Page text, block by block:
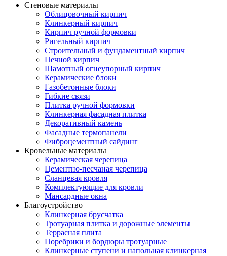
Стеновые материалы
Облицовочный кирпич
Клинкерный кирпич
Кирпич ручной формовки
Ригельный кирпич
Строительный и фундаментный кирпич
Печной кирпич
Шамотный огнеупорный кирпич
Керамические блоки
Газобетонные блоки
Гибкие связи
Плитка ручной формовки
Клинкерная фасадная плитка
Декоративный камень
Фасадные термопанели
Фиброцементный сайдинг
Кровельные материалы
Керамическая черепица
Цементно-песчаная черепица
Сланцевая кровля
Комплектующие для кровли
Мансардные окна
Благоустройство
Клинкерная брусчатка
Тротуарная плитка и дорожные элементы
Террасная плита
Поребрики и бордюры тротуарные
Клинкерные ступени и напольная клинкерная